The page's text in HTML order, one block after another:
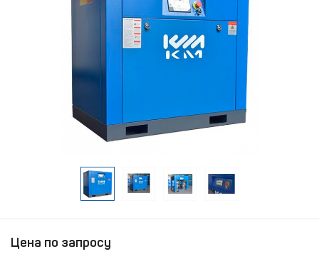
Цена по запросу